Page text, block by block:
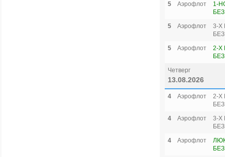
5
Аэрофлот
1-
5
Аэрофлот
3-Х
5
Аэрофлот
2-Х
Четверг
13.08.2026
4 Аэрофлот
2-Х
4
Аэрофлот
3-Х
4
Аэрофлот